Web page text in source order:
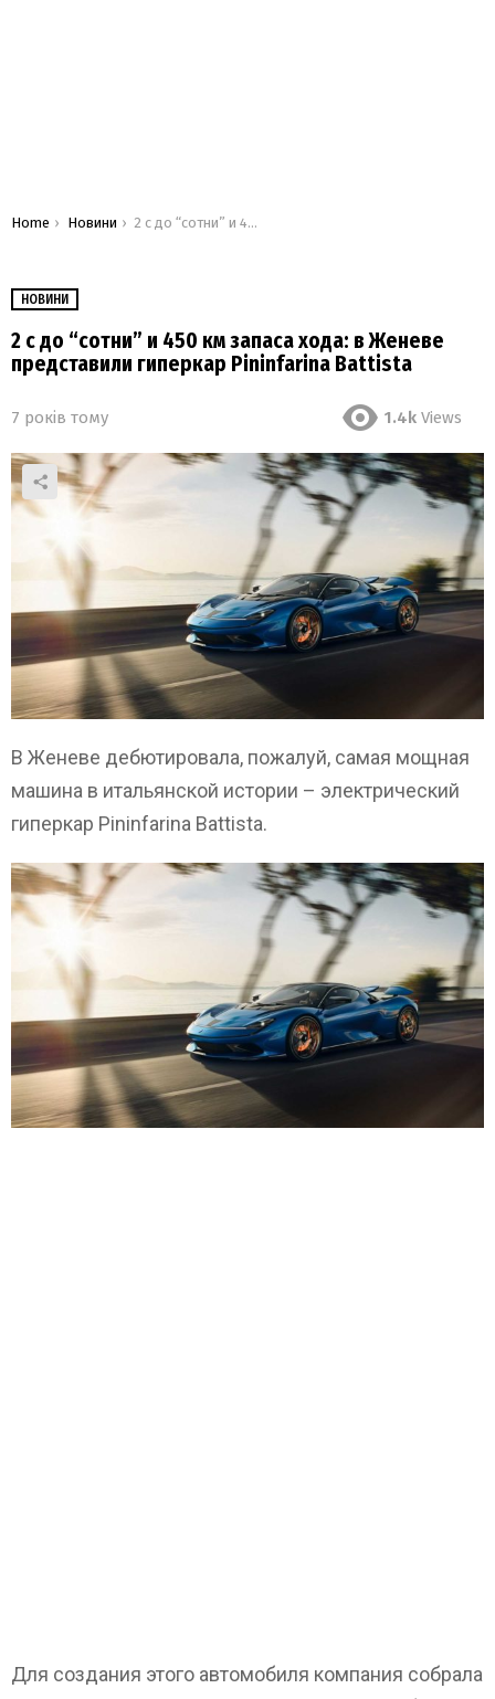
You are here:
Home Новини 2 с до “сотни” и 450 км запаса хода: в Женеве представили гиперкар Pininfarina Battista
НОВИНИ
2 с до “сотни” и 450 км запаса хода: в Женеве
представили гиперкар Pininfarina Battista
7 років тому 1.4k Views
В Женеве дебютировала, пожалуй, самая мощная
машина в итальянской истории – электрический
гиперкар Pininfarina Battista.
Для создания этого автомобиля компания собрала